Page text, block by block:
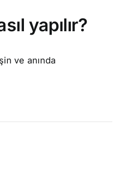
yapılır?
ve anında